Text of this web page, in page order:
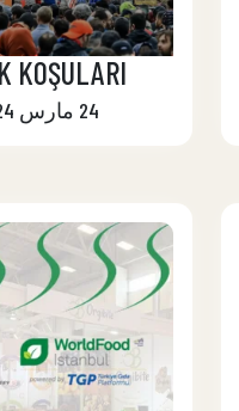
KOŞULARI
24 مارس 2024